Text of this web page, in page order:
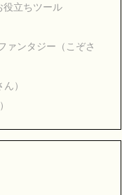
立ちツール
ンタジー（こぞさ
）